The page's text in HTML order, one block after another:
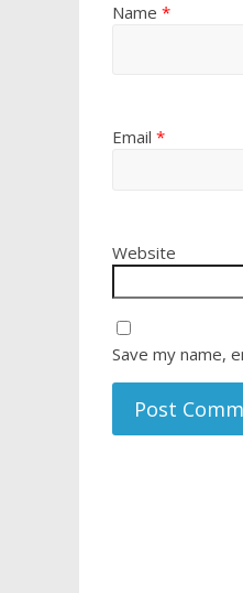
Name *
Email *
Website
Save my name,